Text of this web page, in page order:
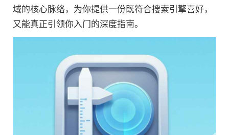
域的核心脉络，为你提供一份既符合搜索引擎喜好，
又能真正引领你入门的深度指南。